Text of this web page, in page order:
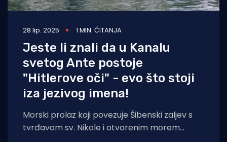
28 lip. 2025 1 MIN. ČITANJA
Jeste li znali da u Kanalu
svetog Ante postoje
"Hitlerove oči" - evo što stoji
iza jezivog imena!
Morski prolaz koji povezuje Šibenski zaljev s
tvrđavom sv. Nikole i otvorenim morem